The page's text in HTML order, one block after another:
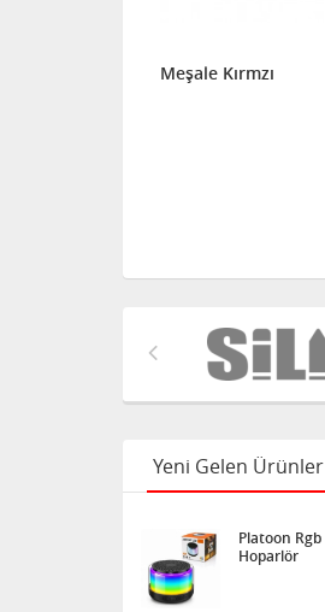
Meşale Kırmzı
Yeni Gelen Ürünler
Platoon Rgb Işıklı Bluetooth Wireless
Hoparlör